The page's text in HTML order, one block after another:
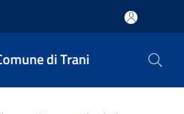
di Trani